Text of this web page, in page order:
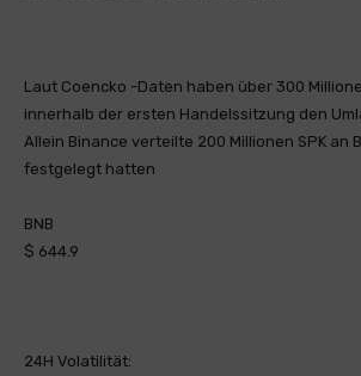
Laut Coencko -Daten haben über 300
innerhalb der ersten Handelssitzung den
Allein Binance verteilte 200 Millionen SPK an
festgelegt hatten
BNB
$ 644.9
24H Volatilität: